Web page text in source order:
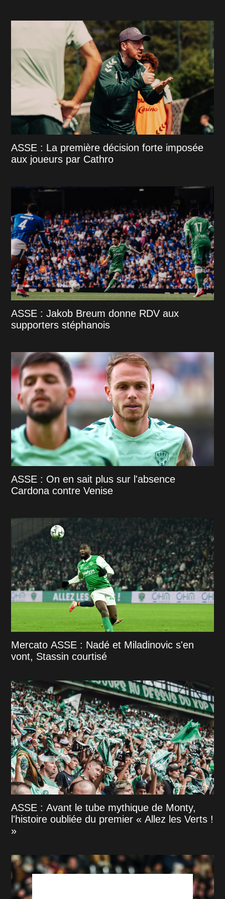
ASSE : La première décision forte imposée
aux joueurs par Cathro
ASSE : Jakob Breum donne RDV aux
supporters stéphanois
ASSE : On en sait plus sur l'absence
Cardona contre Venise
Mercato ASSE : Nadé et Miladinovic s'en
vont, Stassin courtisé
ASSE : Avant le tube mythique de Monty,
l'histoire oubliée du premier « Allez les Verts !
»